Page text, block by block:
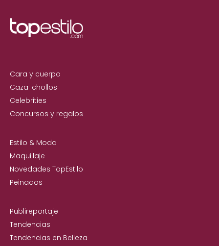
Cara y cuerpo
Caza-chollos
Celebrities
Concursos y regalos
Estilo & Moda
Maquillaje
Novedades TopEstilo
Peinados
Publireportaje
Tendencias
Tendencias en Belleza